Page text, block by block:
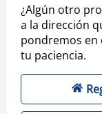
¿Algún otro
a la dirección
pondremos en
tu paciencia.